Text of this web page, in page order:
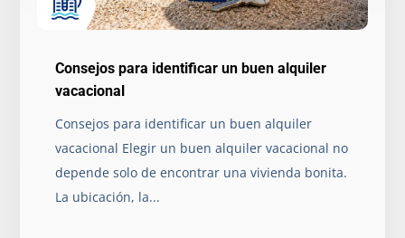
Consejos para identificar un buen alquiler
vacacional
Consejos para identificar un buen alquiler
vacacional Elegir un buen alquiler vacacional no
depende solo de encontrar una vivienda bonita.
La ubicación, la...